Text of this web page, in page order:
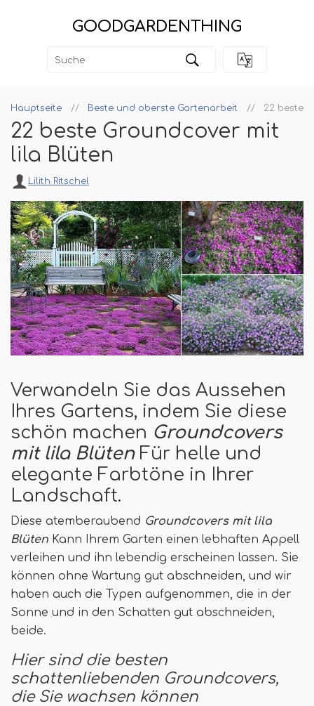
GOODGARDENTHING
Hauptseite Beste und oberste Gartenarbeit 22 beste
22 beste Groundcover mit
lila Blüten
Lilith Ritschel
Verwandeln Sie das Aussehen
Ihres Gartens, indem Sie diese
schön machen Groundcovers
mit lila Blüten Für helle und
elegante Farbtöne in Ihrer
Landschaft.
Diese atemberaubend Groundcovers mit lila
Blüten Kann Ihrem Garten einen lebhaften Appell
verleihen und ihn lebendig erscheinen lassen. Sie
können ohne Wartung gut abschneiden, und wir
haben auch die Typen aufgenommen, die in der
Sonne und in den Schatten gut abschneiden,
beide.
Hier sind die besten
schattenliebenden Groundcovers,
die Sie wachsen können